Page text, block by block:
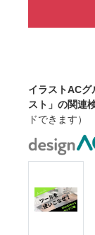
イラストACグ
スト」の関連
ドできます）